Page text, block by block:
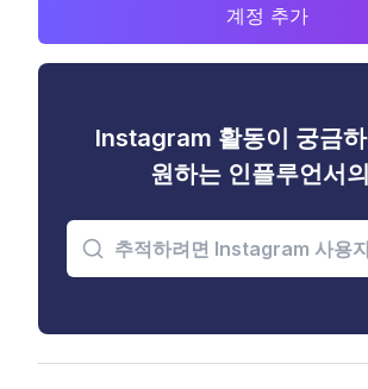
계정 추가
Instagram 활동이 궁금
원하는 인플루언서